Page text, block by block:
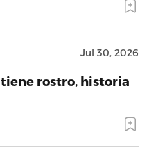
Jul 30, 2026
rostro, historia